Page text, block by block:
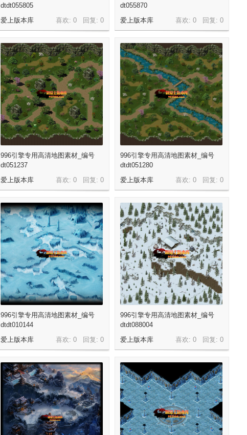
dtdt055805
喜欢: 0 回复: 0
爱上版本库
dt055870
喜欢: 0 回复: 0
爱上版本库
996引擎专用高清地图素材_编号
dt051237
喜欢: 0 回复: 0
爱上版本库
996引擎专用高清地图素材_编号
dtdt051280
喜欢: 0 回复: 0
爱上版本库
996引擎专用高清地图素材_编号
dtdt010144
喜欢: 0 回复: 0
爱上版本库
996引擎专用高清地图素材_编号
dtdt088004
喜欢: 0 回复: 0
爱上版本库